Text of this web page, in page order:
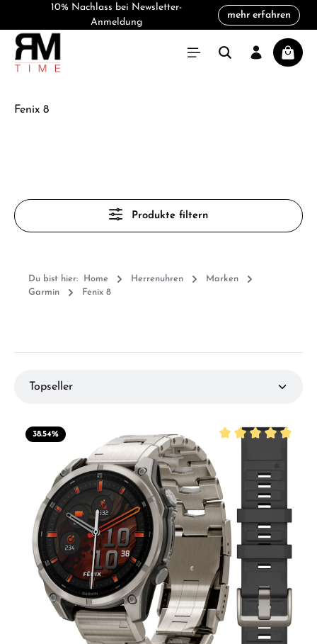
10% Nachlass bei Newsletter-
Anmeldung
mehr erfahren
Fenix 8
Produkte filtern
Du bist hier: Home Herrenuhren
Marken
Garmin
Fenix 8
38.54%